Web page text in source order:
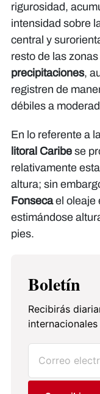
rigurosidad,
intensidad sobre
central y
resto de las
precipitaciones,
registren de
débiles a
En lo referente a
litoral Caribe se
relativamente
altura; sin
Fonsecael oleaje
estimándose
pies.
Boletín
Recibirás